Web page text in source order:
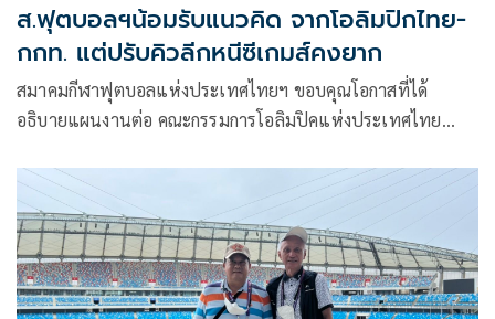
ส.ฟุตบอลฯน้อมรับแนวคิด จากโอลิมปิกไทย-
กกท. แต่ปรับคิวลีกหนีซีเกมส์คงยาก
สมาคมกีฬาฟุตบอลแห่งประเทศไทยฯ ขอบคุณโอกาสที่ได้
อธิบายแผนงานต่อ คณะกรรมการโอลิมปิคแห่งประเทศไทย
แห่งประเทศไทย (กกท.) เรื่องการเตรียมทีมสำหรับรายการ
แข่งขันฟุตบอลในปีหน้า ที่เกี่ยวข้องกับการของบประมาณเตรียม
ทีม เช่น ซีเกมส์ เอเชียนเกมส์ และ เอเอฟซี U23 คัดโอลิมปิก